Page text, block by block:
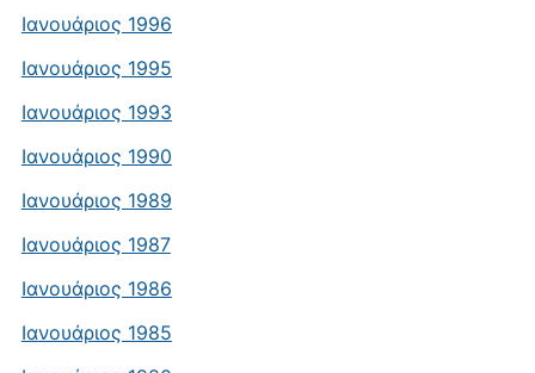
Ιανουάριος 1996
Ιανουάριος 1995
Ιανουάριος 1993
Ιανουάριος 1990
Ιανουάριος 1989
Ιανουάριος 1987
Ιανουάριος 1986
Ιανουάριος 1985